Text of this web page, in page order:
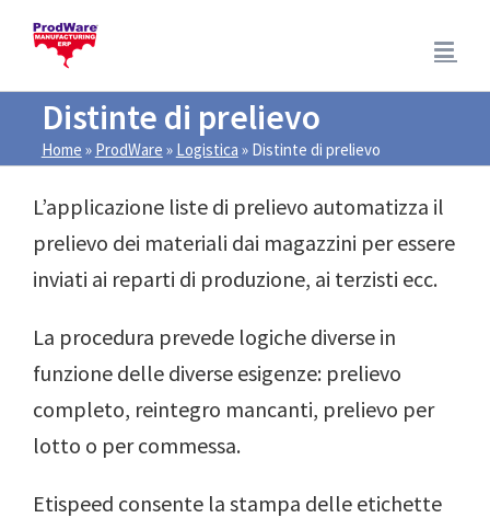
Salta
contenuto
Distinte di prelievo
Home » ProdWare » Logistica » Distinte di prelievo
L’applicazione liste di prelievo automatizza il
prelievo dei materiali dai magazzini per essere
inviati ai reparti di produzione, ai terzisti ecc.
La procedura prevede logiche diverse in
funzione delle diverse esigenze: prelievo
completo, reintegro mancanti, prelievo per
lotto o per commessa.
Etispeed consente la stampa delle etichette